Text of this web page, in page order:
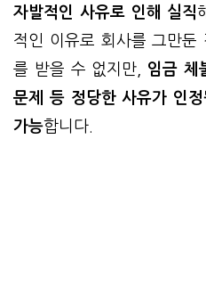
자발적인 사유로 인해 실직
적인 이유로 회사를 그만둔
를 받을 수 없지만,
임금 체
문제 등 정당한 사유가 인
가능합니다.